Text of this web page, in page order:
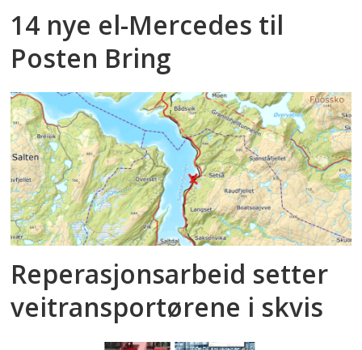
14 nye el-Mercedes til
Posten Bring
Reperasjonsarbeid setter
veitransportørene i skvis